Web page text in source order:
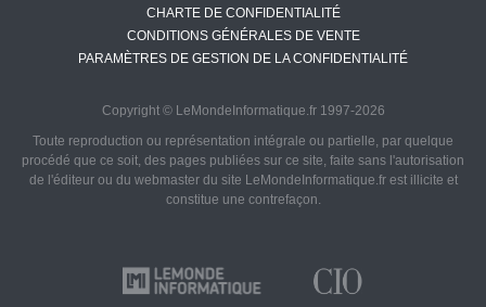
CHARTE DE CONFIDENTIALITÉ
CONDITIONS GÉNÉRALES DE VENTE
PARAMÈTRES DE GESTION DE LA CONFIDENTIALITÉ
Copyright © LeMondeInformatique.fr 1997-2026
Toute reproduction ou représentation intégrale ou partielle, par quelque
procédé que ce soit, des pages publiées sur ce site, faite sans l'autorisation
de l'éditeur ou du webmaster du site LeMondeInformatique.fr est illicite et
constitue une contrefaçon.